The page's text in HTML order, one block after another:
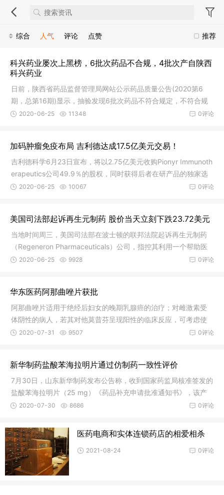
推荐
综合 人气 评论 点赞
科兴药业屡次上黑榜，6批次药品不合规，4批次产自陕西
科兴药业
日前，陕西省药品监督管理局网站公示药品质量公告(2020第6
期，总第16期)显示，抽验发现6批次药品不符合规定，不符合规
定项目主要
0评论
2020-06-25 11348
加码肿瘤免疫布局 吉利德达成17.5亿美元交易！
吉利德科学6月23日宣布，将以2.75亿美元收购Pionyr Immunoth
erapeutics公司49.9％的股权，同时获得后者在研产品的独家选
择权。如
0评论
2020-06-25 10067
美国司法部起诉再生元制药 股价当天立刻下跌23.72美元
当地时间周三，美国司法部在波士顿的联邦法院起诉再生元制药
（Regeneron Pharmaceuticals）公司，指控其利用一个帮助医
疗保险患
0评论
2020-06-25 9928
华东医药阿那曲唑片获批
阿那曲唑片适用于绝经后妇女的晚期乳腺癌的治疗；对雌激素受
体阴性的病人，若其对他莫昔芬呈现阳性的临床反应，可考虑使
用本品；
0评论
2020-07-31 9507
新华制药盐酸苯海拉明片通过仿制药一致性评价
7月30日，山东新华制药发布公告称，收到国家药监局核准签发的
盐酸苯海拉明片（25 mg）《药品补充申请批准通知书》，该产
品通过仿
0评论
2020-07-30 8686
医药电商和实体连锁药店的相爱相杀
0评论
2021-08-24